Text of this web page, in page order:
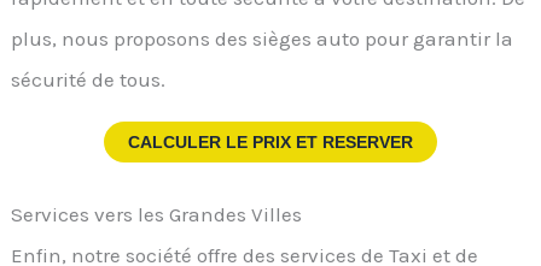
plus, nous proposons des sièges auto pour garantir la
sécurité de tous.
CALCULER LE PRIX ET RESERVER
Services vers les Grandes Villes
Enfin, notre société offre des services de Taxi et de